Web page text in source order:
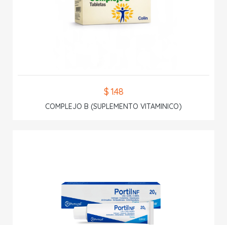
$ 1.48
COMPLEJO B (SUPLEMENTO VITAMINICO)